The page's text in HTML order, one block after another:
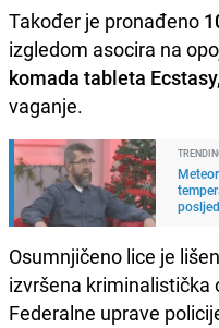
Također je pronađeno
izgledom asocira na
komada tableta Ecstasy,
vaganje.
Osumnjičeno lice je
izvršena kriminalistička
Federalne uprave